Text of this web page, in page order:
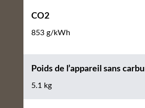
CO2
853 g/kWh
Poids de l’appareil sans
5.1 kg